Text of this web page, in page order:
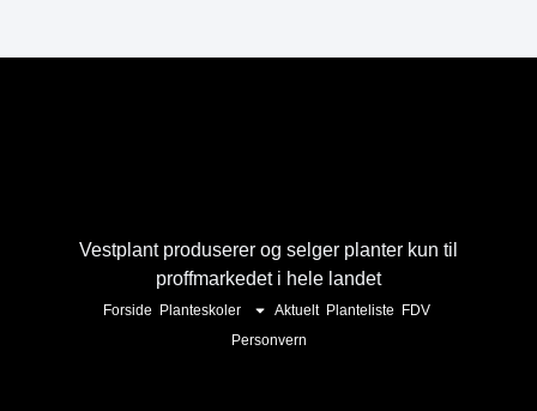
Vestplant produserer og selger planter kun til
proffmarkedet i hele landet
Forside Planteskoler Aktuelt Planteliste FDV
Personvern